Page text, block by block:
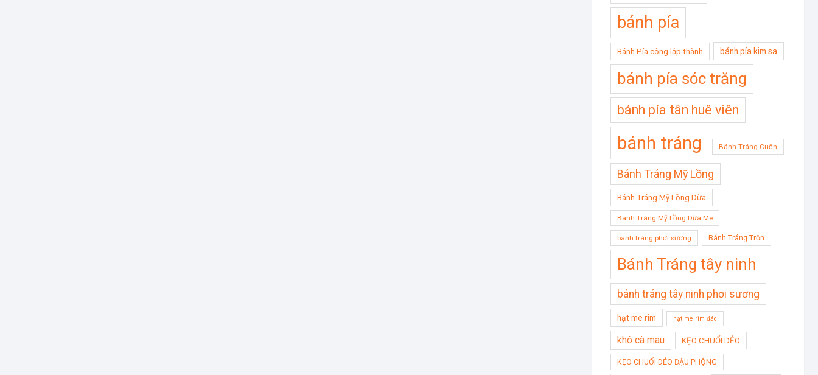
bánh pía
Bánh Pía công lập thành bánh pía kim sa
bánh pía sóc trăng
bánh pía tân huê viên
bánh tráng Bánh Tráng Cuộn
Bánh Tráng Mỹ Lồng
Bánh Tráng Mỹ Lồng Dừa
Bánh Tráng Mỹ Lồng Dừa Mè
bánh tráng phơi sương Bánh Tráng Trộn
Bánh Tráng tây ninh
bánh tráng tây ninh phơi sương
hạt me rim hạt me rim đác
khô cà mau KẸO CHUỐI DẺO
KẸO CHUỐI DẺO ĐẬU PHỘNG